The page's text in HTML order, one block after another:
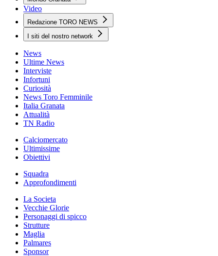
Video
Redazione TORO NEWS
I siti del nostro network
News
Ultime News
Interviste
Infortuni
Curiosità
News Toro Femminile
Italia Granata
Attualità
TN Radio
Calciomercato
Ultimissime
Obiettivi
Squadra
Approfondimenti
La Societa
Vecchie Glorie
Personaggi di spicco
Strutture
Maglia
Palmares
Sponsor